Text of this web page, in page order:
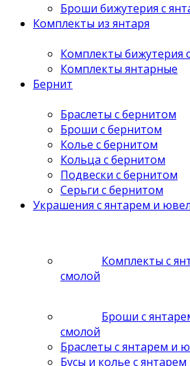
Броши бижутерия с
Комплекты из янтаря
Комплекты бижутерия
Комплекты янтарные
Бернит
Браслеты с бернитом
Броши с бернитом
Колье с бернитом
Кольца с бернитом
Подвески с бернитом
Серьги с бернитом
Украшения с янтарем и
Комплекты с
смолой
Броши с
смолой
Браслеты с янтарем и
Бусы и колье с